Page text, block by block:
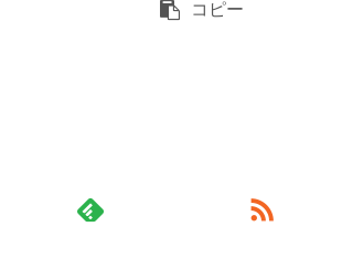
コピー